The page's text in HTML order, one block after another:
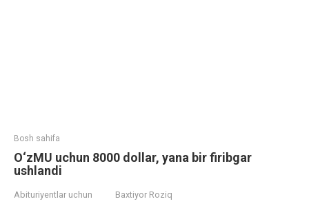
Bosh sahifa
O‘zMU uchun 8000 dollar, yana bir firibgar
ushlandi
Abituriyentlar uchun Baxtiyor Roziq